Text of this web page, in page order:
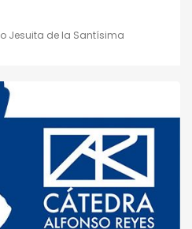
Jesuita de la Santísima